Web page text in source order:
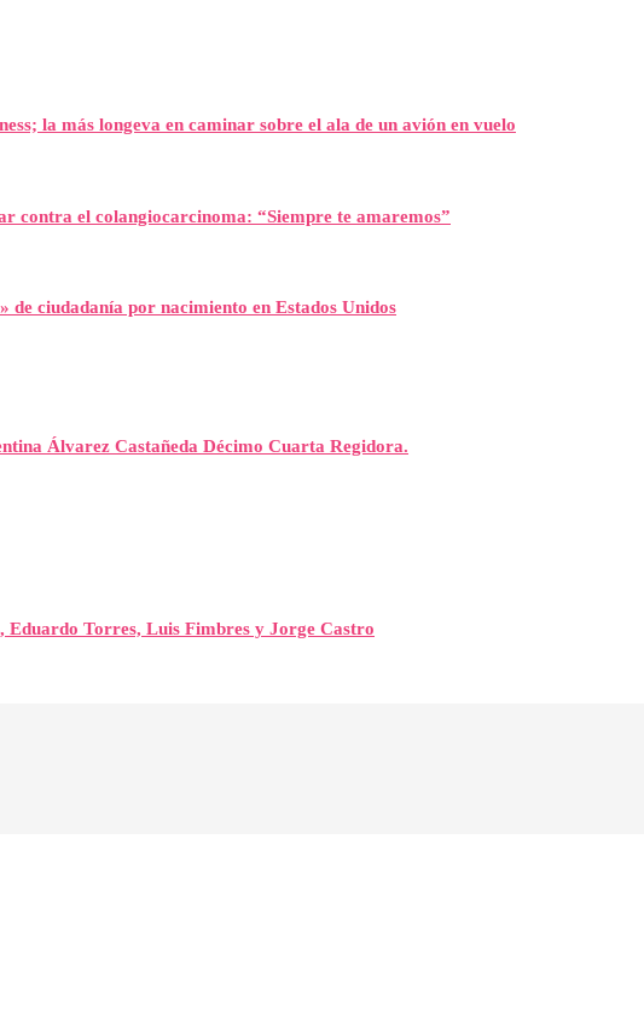
la más longeva en caminar sobre el ala de un avión en vuelo
contra el colangiocarcinoma: “Siempre te amaremos”
ciudadanía por nacimiento en Estados Unidos
Álvarez Castañeda Décimo Cuarta Regidora.
Eduardo Torres, Luis Fimbres y Jorge Castro